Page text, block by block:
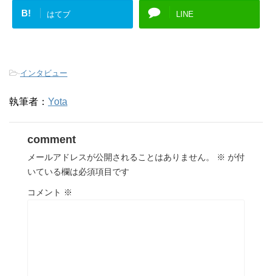
B! はてブ LINE
-インタビュー
執筆者： Yota
comment
メールアドレスが公開されることはありません。 ※ が付
いている欄は必須項目です
コメント ※